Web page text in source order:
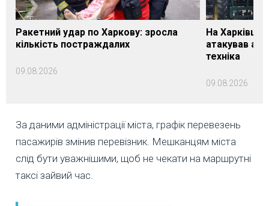
Ракетний удар по Харкову: зросла
кількість постраждалих
09.08.2026
На
атакував
техніка
09.08.2026
За даними адміністрації міста, графік перевезень
пасажирів змінив перевізник. Мешканцям міста
слід бути уважнішими, щоб не чекати на маршрутні
таксі зайвий час.